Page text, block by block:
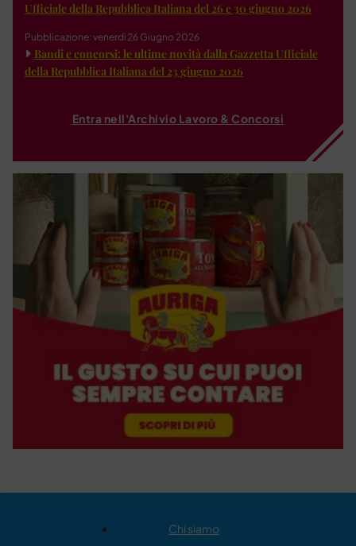
Ufficiale della Repubblica Italiana del 26 e 30 giugno 2026
Pubblicazione: venerdì 26 Giugno 2026
Bandi e concorsi: le ultime novità dalla Gazzetta Ufficiale
della Repubblica Italiana del 23 giugno 2026
Entra nell'Archivio Lavoro & Concorsi
Chi siamo